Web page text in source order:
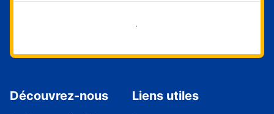
Démarrer maintenant
Découvrez-nous Liens utiles